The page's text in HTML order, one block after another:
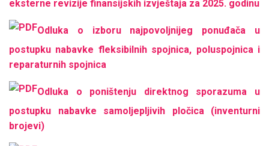
eksterne revizije finansijskih izvještaja za 2025. godinu
Odluka o izboru najpovoljnijeg ponuđača u
postupku nabavke fleksibilnih spojnica, poluspojnica i
reparaturnih spojnica
Odluka o poništenju direktnog sporazuma u
postupku nabavke samoljepljivih pločica (inventurni
brojevi)